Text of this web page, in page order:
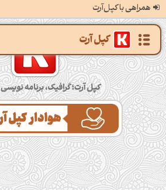
همراهی با کپل‌آرت
کپل‌آرت؛ گرافیک، برنامه‌نویسی و خلاقیت